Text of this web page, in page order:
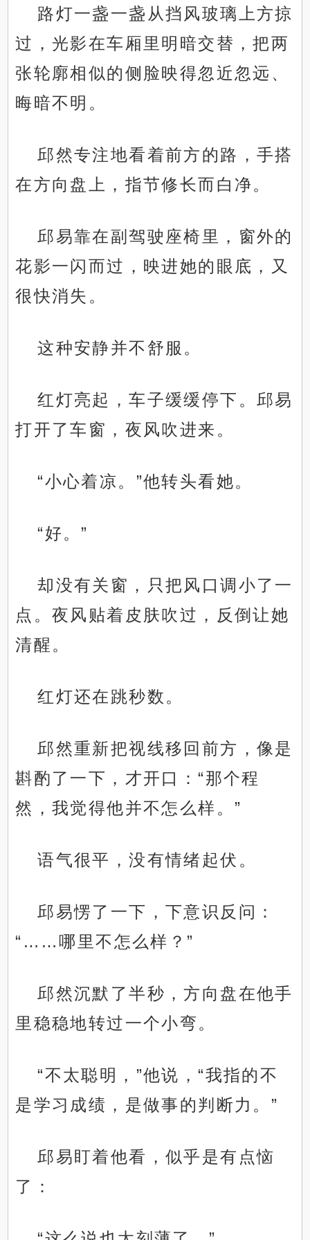
路灯一盏一盏从挡风玻璃上方掠
过，光影在车厢里明暗交替，把两
张轮廓相似的侧脸映得忽近忽远、
晦暗不明。
邱然专注地看着前方的路，手搭
在方向盘上，指节修长而白净。
邱易靠在副驾驶座椅里，窗外的
花影一闪而过，映进她的眼底，又
很快消失。
这种安静并不舒服。
红灯亮起，车子缓缓停下。邱易
打开了车窗，夜风吹进来。
“小心着凉。”他转头看她。
“好。”
却没有关窗，只把风口调小了一
点。夜风贴着皮肤吹过，反倒让她
清醒。
红灯还在跳秒数。
邱然重新把视线移回前方，像是
斟酌了一下，才开口：“那个程
然，我觉得他并不怎么样。”
语气很平，没有情绪起伏。
邱易愣了一下，下意识反问：
“……哪里不怎么样？”
邱然沉默了半秒，方向盘在他手
里稳稳地转过一个小弯。
“不太聪明，”他说，“我指的不
是学习成绩，是做事的判断力。”
邱易盯着他看，似乎是有点恼
了：